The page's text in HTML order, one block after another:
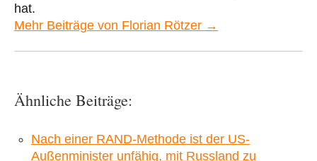
hat.
Mehr Beiträge von Florian Rötzer →
Ähnliche Beiträge:
Nach einer RAND-Methode ist der US-
Außenminister unfähig, mit Russland zu